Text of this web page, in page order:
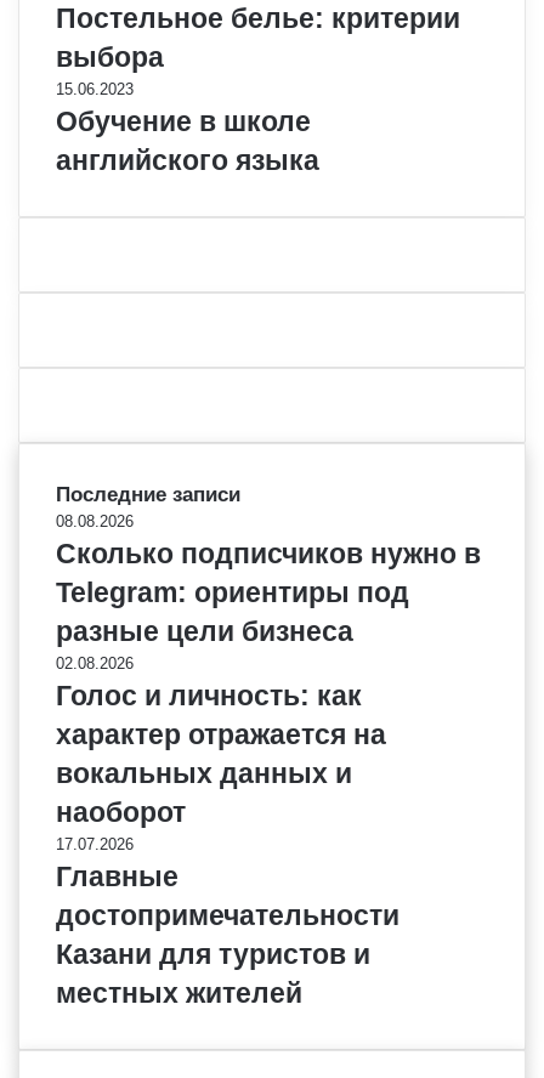
Постельное белье: критерии
выбора
15.06.2023
Обучение в школе
английского языка
Последние записи
08.08.2026
Сколько подписчиков нужно в
Telegram: ориентиры под
разные цели бизнеса
02.08.2026
Голос и личность: как
характер отражается на
вокальных данных и
наоборот
17.07.2026
Главные
достопримечательности
Казани для туристов и
местных жителей